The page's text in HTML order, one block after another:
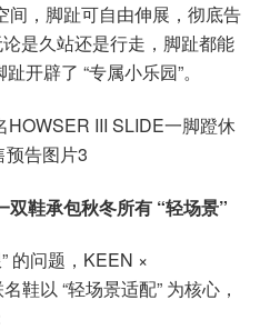
间，脚趾可自由伸展，彻底告
是久站还是行走，脚趾都能
开辟了 “专属小乐园”。
鞋承包秋冬所有 “轻场景”
的问题，KEEN ×
鞋以 “轻场景适配” 为核心，